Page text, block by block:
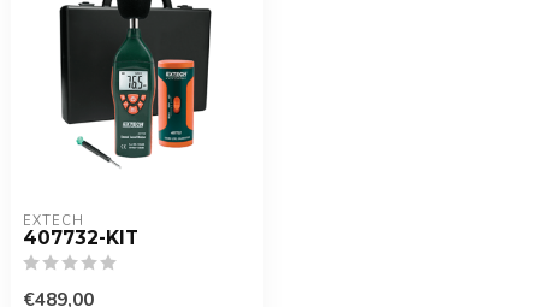
EXTECH
407732-KIT
€489,00